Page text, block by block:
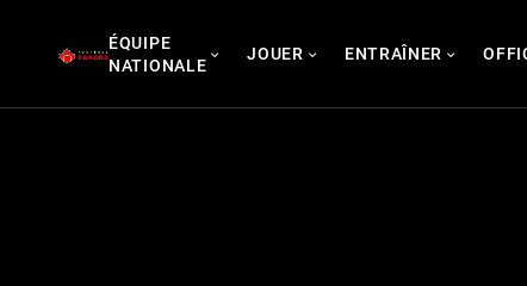
ÉQUIPE
NATIONALE
JOUER ENTRAÎNER